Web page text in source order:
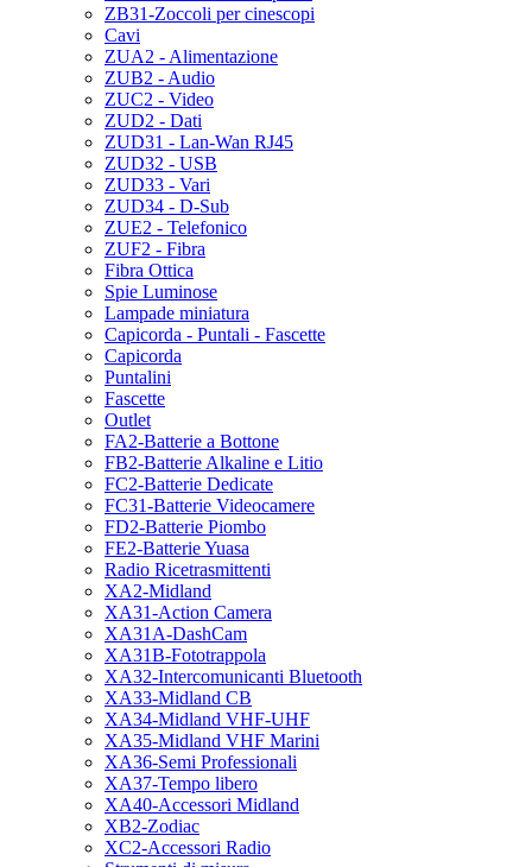
ZB31-Zoccoli per cinescopi
Cavi
ZUA2 - Alimentazione
ZUB2 - Audio
ZUC2 - Video
ZUD2 - Dati
ZUD31 - Lan-Wan RJ45
ZUD32 - USB
ZUD33 - Vari
ZUD34 - D-Sub
ZUE2 - Telefonico
ZUF2 - Fibra
Fibra Ottica
Spie Luminose
Lampade miniatura
Capicorda - Puntali - Fascette
Capicorda
Puntalini
Fascette
Outlet
FA2-Batterie a Bottone
FB2-Batterie Alkaline e Litio
FC2-Batterie Dedicate
FC31-Batterie Videocamere
FD2-Batterie Piombo
FE2-Batterie Yuasa
Radio Ricetrasmittenti
XA2-Midland
XA31-Action Camera
XA31A-DashCam
XA31B-Fototrappola
XA32-Intercomunicanti Bluetooth
XA33-Midland CB
XA34-Midland VHF-UHF
XA35-Midland VHF Marini
XA36-Semi Professionali
XA37-Tempo libero
XA40-Accessori Midland
XB2-Zodiac
XC2-Accessori Radio